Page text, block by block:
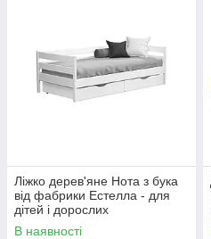
Ліжко дерев'яне Нота з бука
від фабрики Естелла - для
дітей і дорослих
В наявності